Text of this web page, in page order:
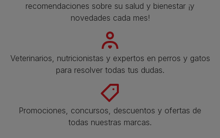
recomendaciones sobre su salud y bienestar ¡y
novedades cada mes!
Veterinarios, nutricionistas y expertos en perros y gatos
para resolver todas tus dudas.​
Promociones, concursos, descuentos y ofertas de
todas nuestras marcas.​